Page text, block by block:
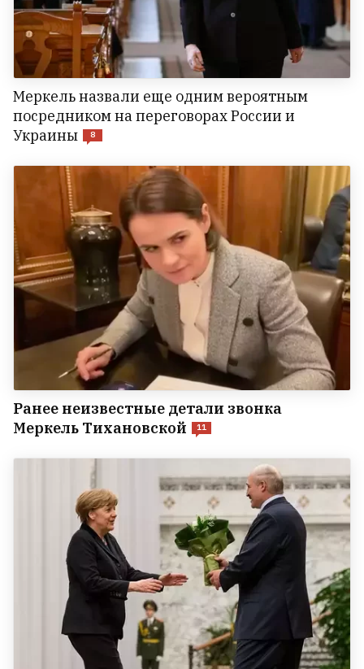
Меркель назвали еще одним вероятным
посредником на переговорах России и
Украины
8
Ранее неизвестные детали звонка
Меркель Тихановской
11